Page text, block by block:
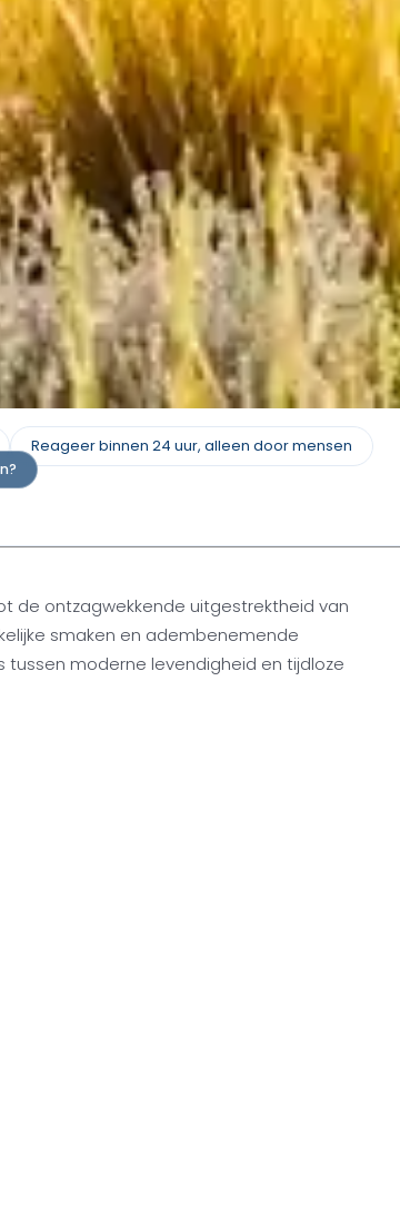
Reageer binnen 24 uur, alleen door mensen
de ontzagwekkende uitgestrektheid van
smaken en adembenemende
tussen moderne levendigheid en tijdloze